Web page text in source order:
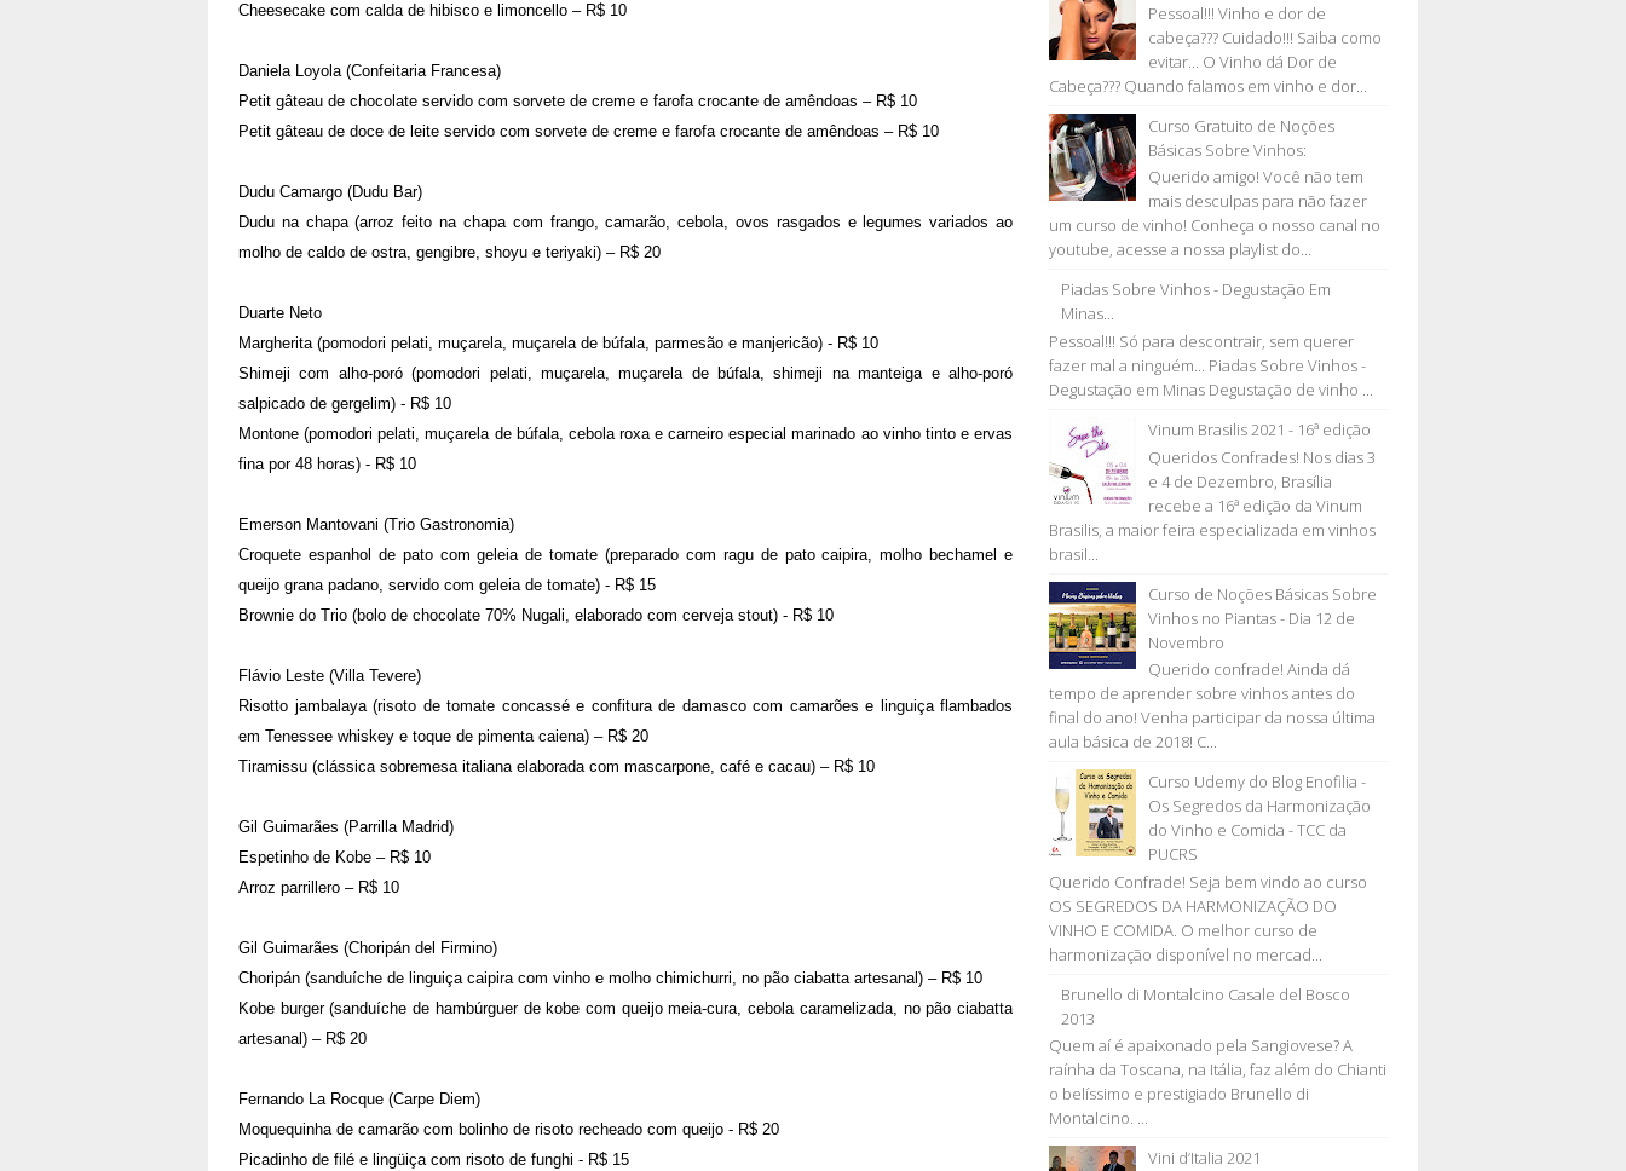
Cheesecake com calda de hibisco e limoncello – R$ 10
Daniela Loyola (Confeitaria Francesa)
Petit gâteau de chocolate servido com sorvete de creme e farofa crocante de amêndoas – R$ 10
Petit gâteau de doce de leite servido com sorvete de creme e farofa crocante de amêndoas – R$ 10
Dudu Camargo (Dudu Bar)
Dudu na chapa (arroz feito na chapa com frango, camarão, cebola, ovos rasgados e legumes variados ao
molho de caldo de ostra, gengibre, shoyu e teriyaki) – R$ 20
Duarte Neto
Margherita (pomodori pelati, muçarela, muçarela de búfala, parmesão e manjericão) - R$ 10
Shimeji com alho-poró (pomodori pelati, muçarela, muçarela de búfala, shimeji na manteiga e alho-poró
salpicado de gergelim) - R$ 10
Montone (pomodori pelati, muçarela de búfala, cebola roxa e carneiro especial marinado ao vinho tinto e ervas
fina por 48 horas) - R$ 10
Emerson Mantovani (Trio Gastronomia)
Croquete espanhol de pato com geleia de tomate (preparado com ragu de pato caipira, molho bechamel e
queijo grana padano, servido com geleia de tomate) - R$ 15
Brownie do Trio (bolo de chocolate 70% Nugali, elaborado com cerveja stout) - R$ 10
Flávio Leste (Villa Tevere)
Risotto jambalaya (risoto de tomate concassé e confitura de damasco com camarões e linguiça flambados
em Tenessee whiskey e toque de pimenta caiena) – R$ 20
Tiramissu (clássica sobremesa italiana elaborada com mascarpone, café e cacau) – R$ 10
Gil Guimarães (Parrilla Madrid)
Espetinho de Kobe – R$ 10
Arroz parrillero – R$ 10
Gil Guimarães (Choripán del Firmino)
Choripán (sanduíche de linguiça caipira com vinho e molho chimichurri, no pão ciabatta artesanal) – R$ 10
Kobe burger (sanduíche de hambúrguer de kobe com queijo meia-cura, cebola caramelizada, no pão ciabatta
artesanal) – R$ 20
Fernando La Rocque (Carpe Diem)
Moquequinha de camarão com bolinho de risoto recheado com queijo - R$ 20
Picadinho de filé e lingüiça com risoto de funghi - R$ 15
Pessoal!!! Vinho e dor de
cabeça??? Cuidado!!! Saiba como
evitar... O Vinho dá Dor de
Cabeça??? Quando falamos em vinho e dor...
Curso Gratuito de Noções
Básicas Sobre Vinhos:
Querido amigo! Você não tem
mais desculpas para não fazer
um curso de vinho! Conheça o nosso canal no
youtube, acesse a nossa playlist do...
Piadas Sobre Vinhos - Degustação Em
Minas...
Pessoal!!! Só para descontrair, sem querer
fazer mal a ninguém... Piadas Sobre Vinhos -
Degustação em Minas Degustação de vinho ...
Vinum Brasilis 2021 - 16ª edição
Queridos Confrades! Nos dias 3
e 4 de Dezembro, Brasília
recebe a 16ª edição da Vinum
Brasilis, a maior feira especializada em vinhos
brasil...
Curso de Noções Básicas Sobre
Vinhos no Piantas - Dia 12 de
Novembro
Querido confrade! Ainda dá
tempo de aprender sobre vinhos antes do
final do ano! Venha participar da nossa última
aula básica de 2018! C...
Curso Udemy do Blog Enofilia -
Os Segredos da Harmonização
do Vinho e Comida - TCC da
PUCRS
Querido Confrade! Seja bem vindo ao curso
OS SEGREDOS DA HARMONIZAÇÃO DO
VINHO E COMIDA. O melhor curso de
harmonização disponível no mercad...
Brunello di Montalcino Casale del Bosco
2013
Quem aí é apaixonado pela Sangiovese? A
raínha da Toscana, na Itália, faz além do Chianti
o belíssimo e prestigiado Brunello di
Montalcino. ...
Vini d’Italia 2021